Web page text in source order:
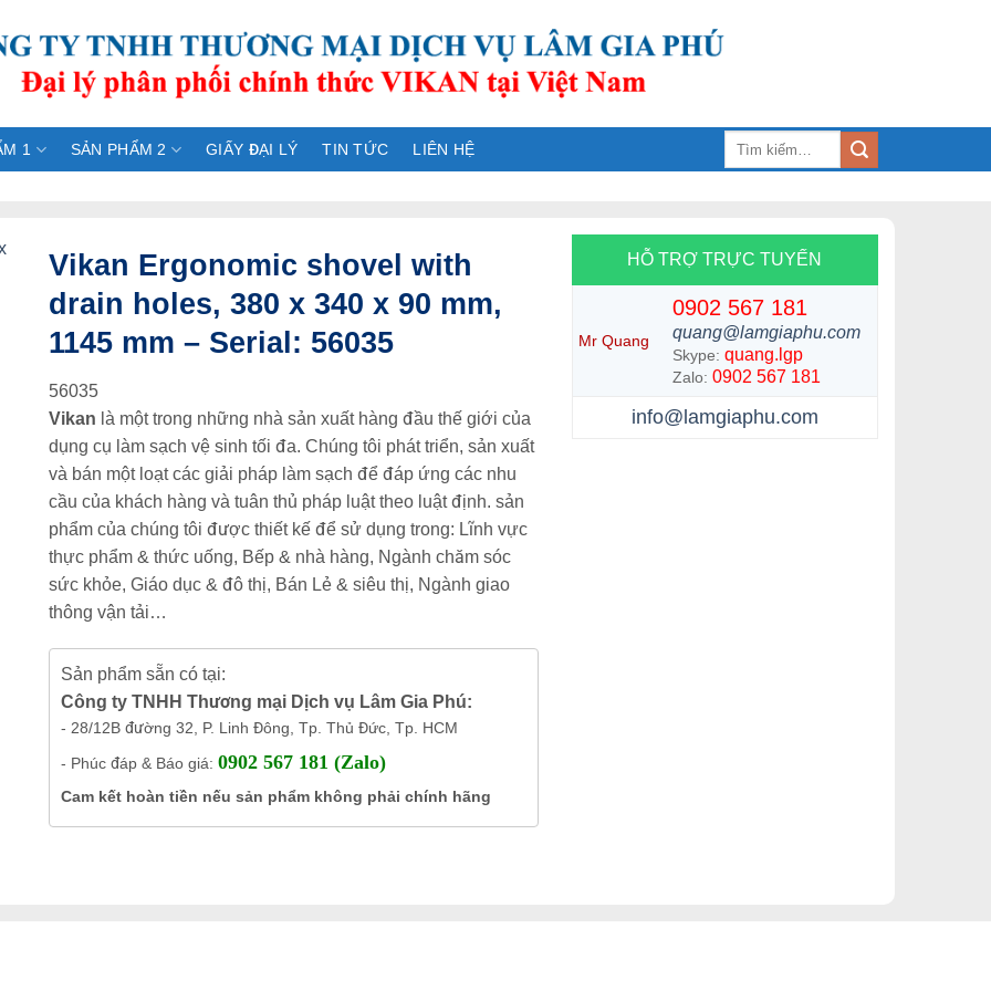
1 SẢN PHẨM 2 GIẤY ĐẠI LÝ TIN TỨC LIÊN HỆ
Vikan Ergonomic shovel with
drain holes, 380 x 340 x 90 mm,
1145 mm – Serial: 56035
56035
Vikan là một trong những nhà sản xuất hàng đầu thế giới của
dụng cụ làm sạch vệ sinh tối đa. Chúng tôi phát triển, sản xuất
và bán một loạt các giải pháp làm sạch để đáp ứng các nhu
cầu của khách hàng và tuân thủ pháp luật theo luật định. sản
phẩm của chúng tôi được thiết kế để sử dụng trong: Lĩnh vực
thực phẩm & thức uống, Bếp & nhà hàng, Ngành chăm sóc
sức khỏe, Giáo dục & đô thị, Bán Lẻ & siêu thị, Ngành giao
thông vận tải…
Sản phẩm sẵn có tại:
Công ty TNHH Thương mại Dịch vụ Lâm Gia Phú:
- 28/12B đường 32, P. Linh Đông, Tp. Thủ Đức, Tp. HCM
- Phúc đáp & Báo giá: 0902 567 181 (Zalo)
Cam kết hoàn tiền nếu sản phẩm không phải chính hãng
HỖ TRỢ TRỰC TUYẾN
Mr Quang
0902 567 181
quang@lamgiaphu.com
Skype: quang.lgp
Zalo: 0902 567 181
info@lamgiaphu.com